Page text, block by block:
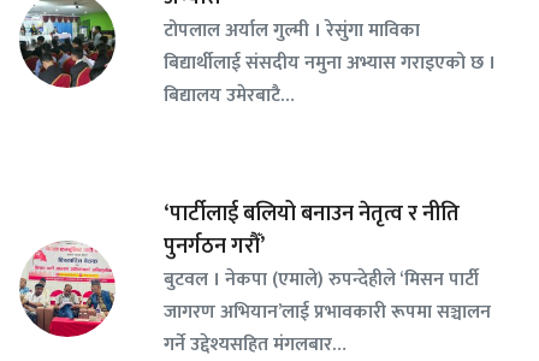
टोपलाल अर्याल गुल्मी । रेसुंगा माविका
बिद्यार्थीलाई संसदीय नमुना अभ्यास गराइएको छ ।
बिद्यालय उमेरबाटै…
‘पार्टीलाई बलियो बनाउन नेतृत्व र नीति
पुनर्गठन गरौँ’
बुटवल । नेकपा (एमाले) रुपन्देहीले ‘मिसन पार्टी
जागरण अभियान’लाई प्रभावकारी रूपमा सञ्चालन
गर्ने उद्देश्यसहित मंगलबार…